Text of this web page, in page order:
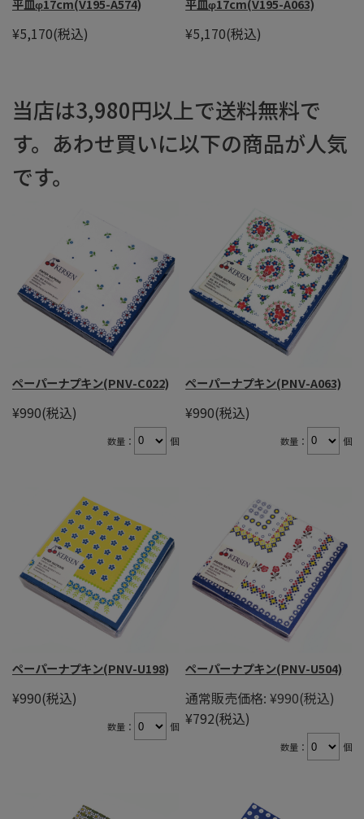
平皿φ17cm(V195-A574)
¥5,170(税込)
平皿φ17cm(V195-A063)
¥5,170(税込)
当店は3,980円以上で送料無料で
す。あわせ買いに以下の商品が人気
です。
ペーパーナプキン(PNV-C022)
¥990(税込)
数量： 個
ペーパーナプキン(PNV-A063)
¥990(税込)
数量： 個
ペーパーナプキン(PNV-U198)
¥990(税込)
数量： 個
ペーパーナプキン(PNV-U504)
通常販売価格: ¥990(税込)
¥792(税込)
数量： 個